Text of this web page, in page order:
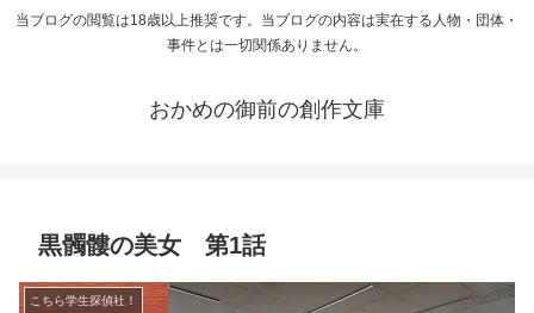
当ブログの閲覧は18歳以上推奨です。当ブログの内容は実在する人物・団体・
事件とは一切関係ありません。
おかめの御前の創作文庫
黒髑髏の美女 第1話
こちら学生探偵社！